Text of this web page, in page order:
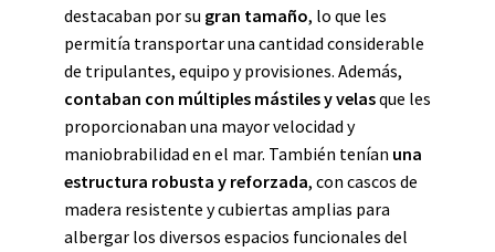
destacaban por su gran tamaño, lo que les
permitía transportar una cantidad considerable
de tripulantes, equipo y provisiones. Además,
contaban con múltiples mástiles y velasque les
proporcionaban una mayor velocidad y
maniobrabilidad en el mar. También tenían una
estructura robusta y reforzada, con cascos de
madera resistente y cubiertas amplias para
albergar los diversos espacios funcionales del